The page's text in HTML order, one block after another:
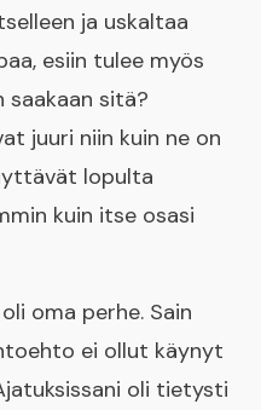
ja uskaltaa
esiin tulee myös
saakaan sitä?
juuri niin kuin ne on
lopulta
kuin itse osasi
oma perhe. Sain
ei ollut käynyt
oli tietysti